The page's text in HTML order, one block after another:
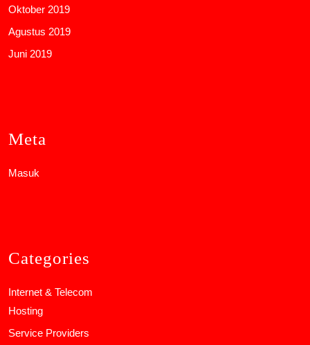
Oktober 2019
Agustus 2019
Juni 2019
Meta
Masuk
Categories
Internet & Telecom
Hosting
Service Providers